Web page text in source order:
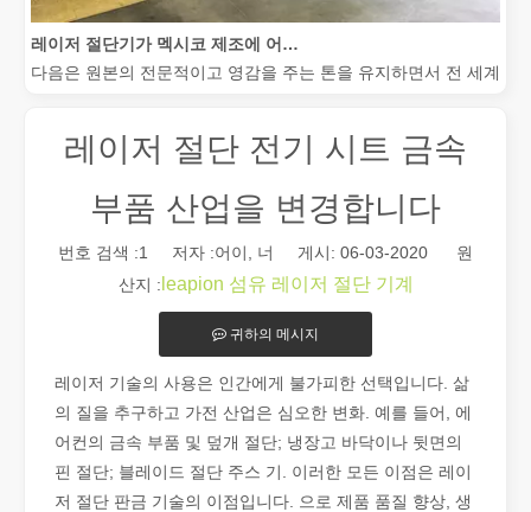
2026 가이드: 파이버 레이저 튜브 절단기가 파이프 제조를 혁신하는 방법
2026 가이드: 파이버 레이저 튜브 절단기가 파이프 제조를 혁신하
레이저 절단 전기 시트 금속
부품 산업을 변경합니다
번호 검색 :1
저자 :어이, 너 게시: 06-03-2020 원
산지 : leapion 섬유 레이저 절단 기계
귀하의 메시지
레이저 기술의 사용은 인간에게 불가피한 선택입니다. 삶
의 질을 추구하고 가전 산업은 심오한 변화. 예를 들어, 에
어컨의 금속 부품 및 덮개 절단; 냉장고 바닥이나 뒷면의
핀 절단; 블레이드 절단 주스 기. 이러한 모든 이점은 레이
저 절단 판금 기술의 이점입니다. 으로 제품 품질 향상, 생